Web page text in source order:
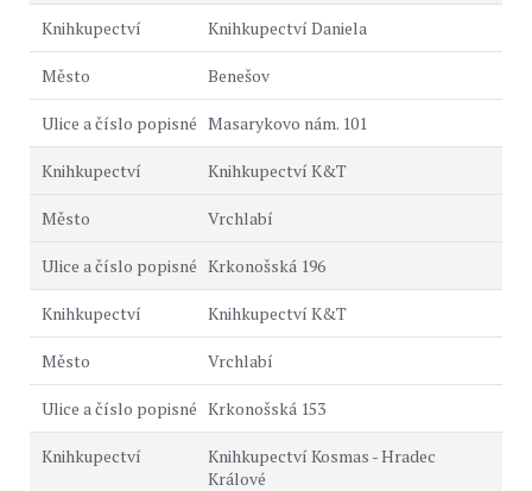
Knihkupectví Daniela
Benešov
Masarykovo nám. 101
Knihkupectví K&T
Vrchlabí
Krkonošská 196
Knihkupectví K&T
Vrchlabí
Krkonošská 153
Knihkupectví Kosmas - Hradec
Králové